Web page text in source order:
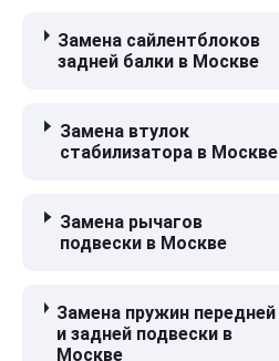
Замена сайлентблоков
задней балки в Москве
Замена втулок
стабилизатора в Москве
Замена рычагов
подвески в Москве
Замена пружин передней
и задней подвески в
Москве